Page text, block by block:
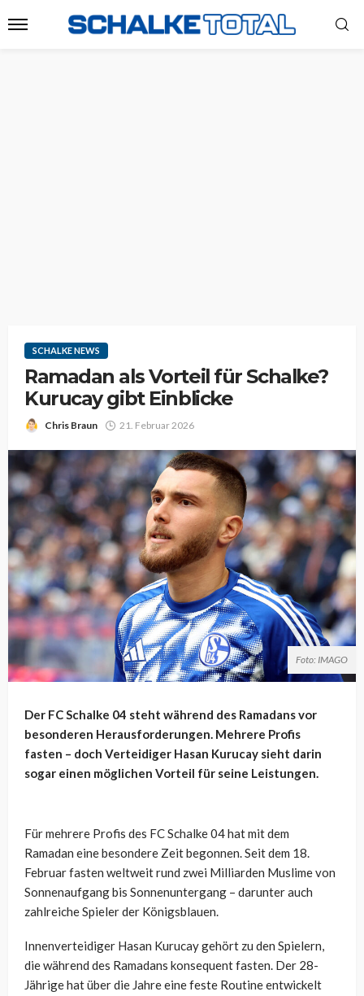
SCHALKE NEWS
Ramadan als Vorteil für Schalke?
Kurucay gibt Einblicke
Chris Braun 21. Februar 2026
Foto: IMAGO
Der FC Schalke 04 steht während des Ramadans vor
besonderen Herausforderungen. Mehrere Profis
fasten – doch Verteidiger Hasan Kurucay sieht darin
sogar einen möglichen Vorteil für seine Leistungen.
Für mehrere Profis des FC Schalke 04 hat mit dem
Ramadan eine besondere Zeit begonnen. Seit dem 18.
Februar fasten weltweit rund zwei Milliarden Muslime von
Sonnenaufgang bis Sonnenuntergang – darunter auch
zahlreiche Spieler der Königsblauen.
Innenverteidiger Hasan Kurucay gehört zu den Spielern,
die während des Ramadans konsequent fasten. Der 28-
Jährige hat über die Jahre eine feste Routine entwickelt